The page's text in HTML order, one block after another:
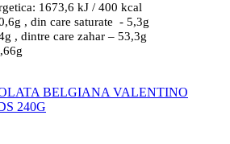
1673,6 kJ / 400 kcal
, din care saturate - 5,3g
, dintre care zahar – 53,3g
BELGIANA VALENTINO
240G